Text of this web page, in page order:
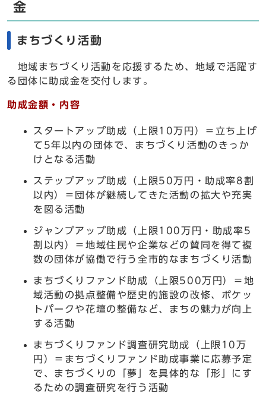
金
まちづくり活動
地域まちづくり活動を応援するため、地域で活躍す
る団体に助成金を交付します。
助成金額・内容
スタートアップ助成（上限10万円）＝立ち上げ
て5年以内の団体で、まちづくり活動のきっか
けとなる活動
ステップアップ助成（上限50万円・助成率8割
以内）＝団体が継続してきた活動の拡大や充実
を図る活動
ジャンプアップ助成（上限100万円・助成率5
割以内）＝地域住民や企業などの賛同を得て複
数の団体が協働で行う全市的なまちづくり活動
まちづくりファンド助成（上限500万円）＝地
域活動の拠点整備や歴史的施設の改修、ポケッ
トパークや花壇の整備など、まちの魅力が向上
する活動
まちづくりファンド調査研究助成（上限10万
円）＝まちづくりファンド助成事業に応募予定
で、まちづくりの「夢」を具体的な「形」にす
るための調査研究を行う活動